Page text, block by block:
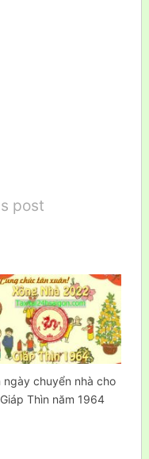
post
ngày chuyển nhà cho
Thìn năm 1964